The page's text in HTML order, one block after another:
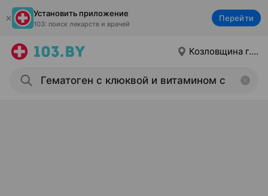
Установить приложение
103: поиск лекарств и врачей
Перейти
Козловщина г.п.